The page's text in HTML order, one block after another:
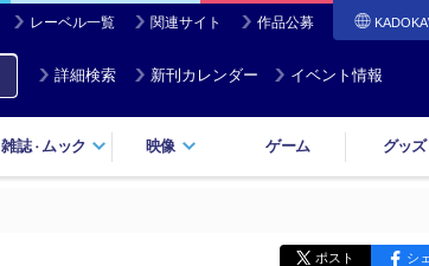
レーベル一覧 関連サイト 作品公募
詳細検索 新刊カレンダー イベント情報
雑誌・ ムック 映像 ゲーム グッズ
ポスト シ